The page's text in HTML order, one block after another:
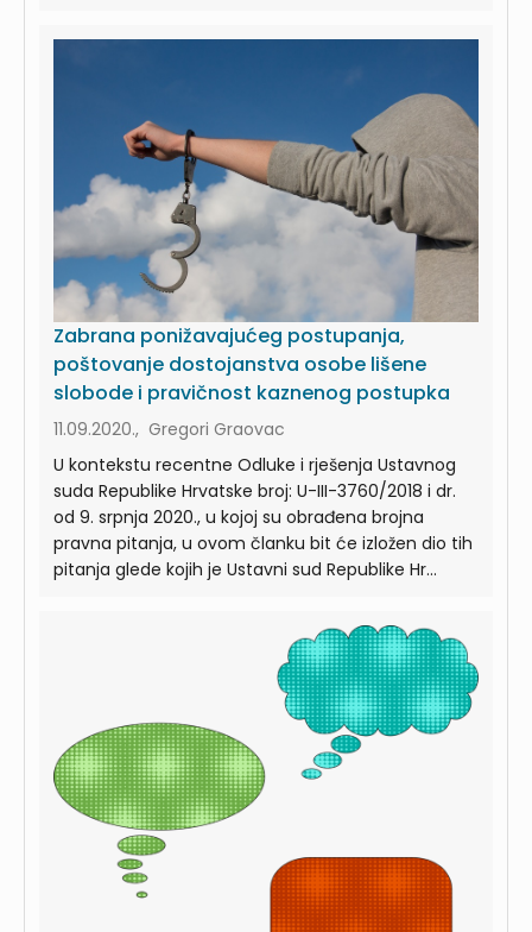
Zabrana ponižavajućeg postupanja,
poštovanje dostojanstva osobe lišene
slobode i pravičnost kaznenog postupka
11.09.2020., Gregori Graovac
U kontekstu recentne Odluke i rješenja Ustavnog
suda Republike Hrvatske broj: U-III-3760/2018 i dr.
od 9. srpnja 2020., u kojoj su obrađena brojna
pravna pitanja, u ovom članku bit će izložen dio tih
pitanja glede kojih je Ustavni sud Republike Hr...